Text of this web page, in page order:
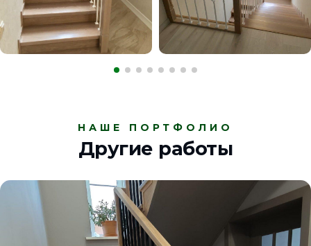
НАШЕ ПОРТФОЛИО
Другие работы